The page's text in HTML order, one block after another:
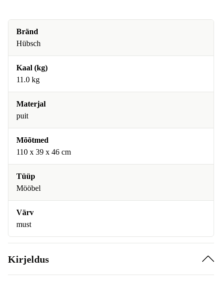
Bränd
Hübsch
Kaal (kg)
11.0 kg
Materjal
puit
Mõõtmed
110 x 39 x 46 cm
Tüüp
Mööbel
Värv
must
Kirjeldus